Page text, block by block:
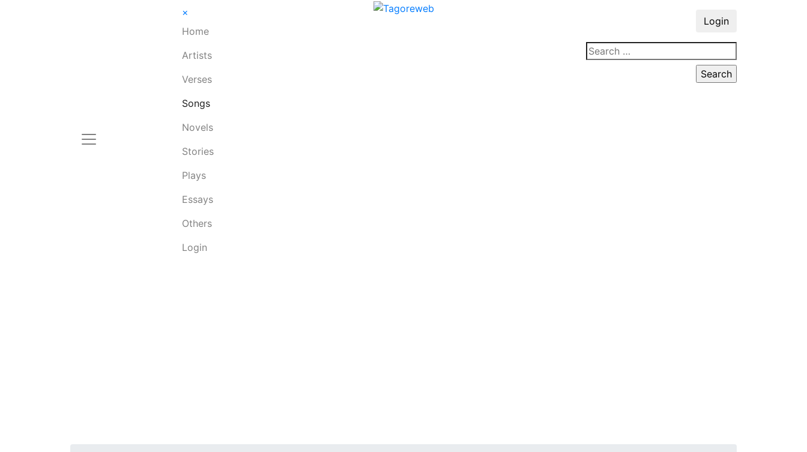
×
Home
Artists
Verses
Songs
Novels
Stories
Plays
Essays
Others
Login
Login